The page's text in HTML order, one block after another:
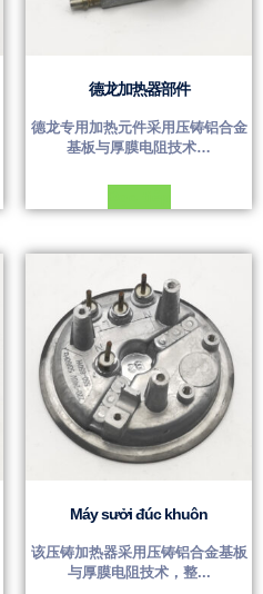
德龙加热器部件
德龙专用加热元件采用压铸铝合金
基板与厚膜电阻技术…
Máy sưởi đúc khuôn
该压铸加热器采用压铸铝合金基板
与厚膜电阻技术，整...